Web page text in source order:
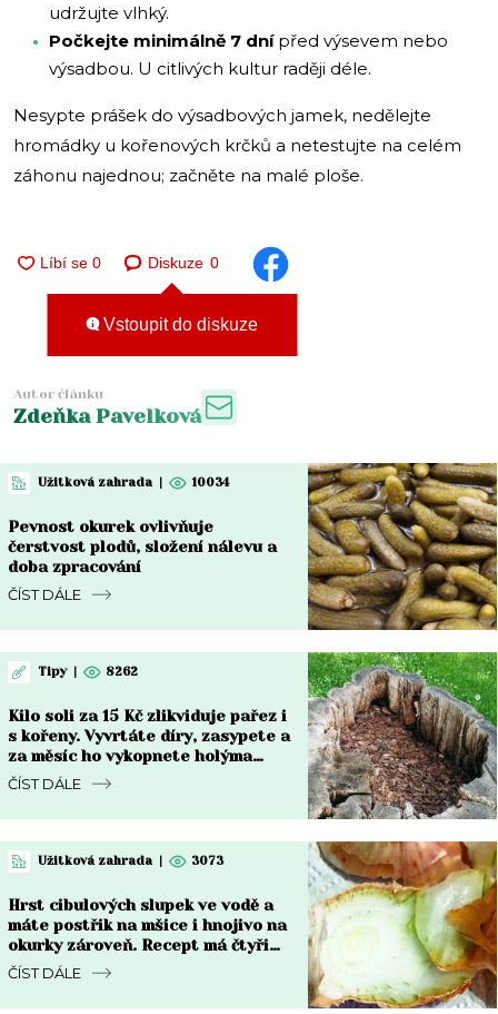
udržujte vlhký.
Počkejte minimálně 7 dnípřed výsevem nebo
výsadbou. U citlivých kultur raději déle.
Nesypte prášek do výsadbových jamek, nedělejte
hromádky u kořenových krčků a netestujte na celém
záhonu najednou; začněte na malé ploše.
Diskuze 0
Vstoupit do diskuze
Autor článku
Zdeňka Pavelková
Užitková zahrada | 10034
Pevnost okurek ovlivňuje
čerstvost plodů, složení nálevu a
doba zpracování
ČÍST DÁLE
Tipy | 8262
Kilo soli za 15 Kč zlikviduje pařez i
s kořeny. Vyvrtáte díry, zasypete a
za měsíc ho vykopnete holýma
rukama
ČÍST DÁLE
Užitková zahrada | 3073
Hrst cibulových slupek ve vodě a
máte postřik na mšice i hnojivo na
okurky zároveň. Recept má čtyři
kroky
ČÍST DÁLE